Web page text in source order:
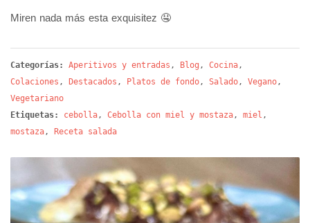
Miren nada más esta exquisitez 🤤
Categorías: Aperitivos y entradas , Blog , Cocina,
Colaciones , Destacados , Platos de fondo, Salado, Vegano,
Vegetariano
Etiquetas:
cebolla, Cebolla con miel y mostaza, miel ,
mostaza, Receta salada